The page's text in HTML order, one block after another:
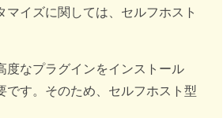
イズに関しては、セルフホスト
度なプラグインをインストール
です。そのため、セルフホスト型